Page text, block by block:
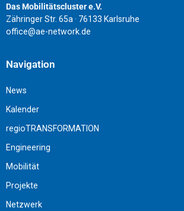
Das Mobilitätscluster e.V.
Zähringer Str. 65a · 76133 Karlsruhe
office@ae-network.de
Navigation
News
Kalender
regioTRANSFORMATION
Engineering
Mobilität
Projekte
Netzwerk